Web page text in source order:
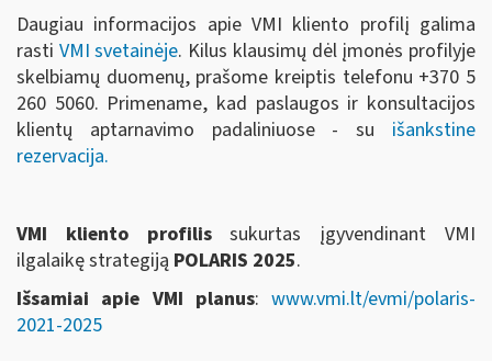
Daugiau informacijos apie VMI kliento profilį galima
rasti VMI svetainėje. Kilus klausimų dėl įmonės profilyje
skelbiamų duomenų, prašome kreiptis telefonu +370 5
260 5060. Primename, kad paslaugos ir konsultacijos
klientų aptarnavimo padaliniuose - su išankstine
rezervacija.
VMI kliento profilissukurtas įgyvendinant VMI
ilgalaikę strategiją POLARIS 2025.
Išsamiai apie VMI planus: www.vmi.lt/evmi/polaris-
2021-2025